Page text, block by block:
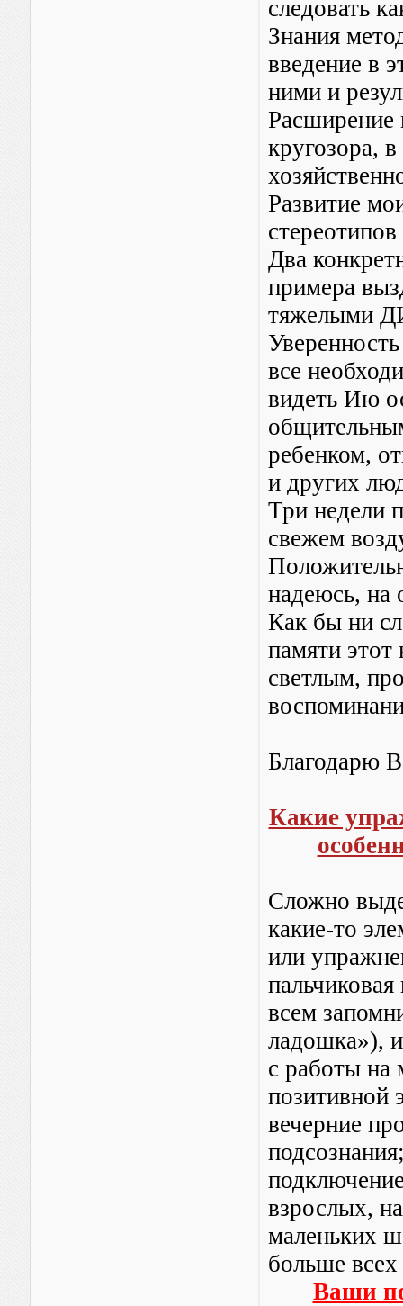
следовать
Знания
введение в
ними и
Расширение
кругозора,
Развитие
Два
примера
тяжелыми
все
видеть Ию
ребенком,
и других
Три недели
свежем
надеюсь, на
Как бы ни
памяти этот
светлым,
Благодарю
Какие
Сложно
какие-то
или
всем
ладошка»),
с работы на
позитивной
вечерние
взрослых,
маленьких
больше
Ваши